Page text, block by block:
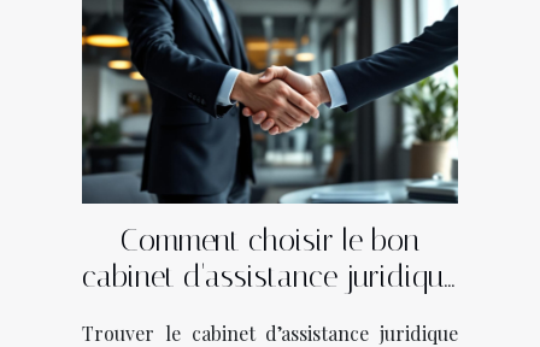
Comment choisir le bon
cabinet d'assistance juridique
Trouver le cabinet d’assistance juridique